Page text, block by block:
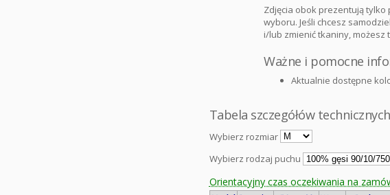
Zdjęcia obok prezentują
wyboru. Jeśli chcesz
i/lub zmienić tkaniny,
Ważne i pomocne
Aktualnie dostępne
Tabela szczegółów
Wybierz rozmiar
Wybierz rodzaj puchu
Orientacyjny czas oczekiwania na